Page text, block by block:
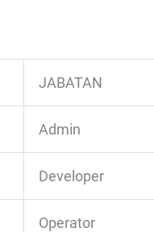
JABATAN
Admin
Developer
Operator